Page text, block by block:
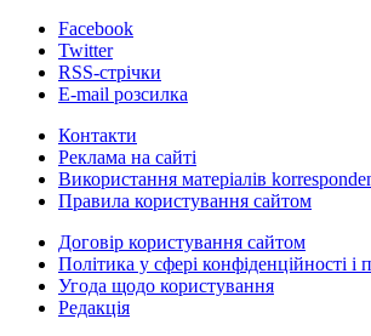
Facebook
Twitter
RSS-стрічки
E-mail розсилка
Контакти
Реклама на сайті
Використання матеріалів
Правила користування сайтом
Договір користування сайтом
Політика у сфері конфіденційності
Угода щодо користування
Редакція